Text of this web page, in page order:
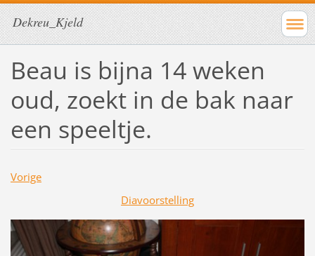
Dekreu_Kjeld
Beau is bijna 14 weken
oud, zoekt in de bak naar
een speeltje.
Vorige
Diavoorstelling